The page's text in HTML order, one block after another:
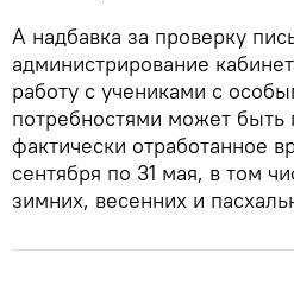
А надбавка за проверку
администрирование
работу с учениками с
потребностями может быть
фактически отработанное
сентября по 31 мая, в том
зимних, весенних и